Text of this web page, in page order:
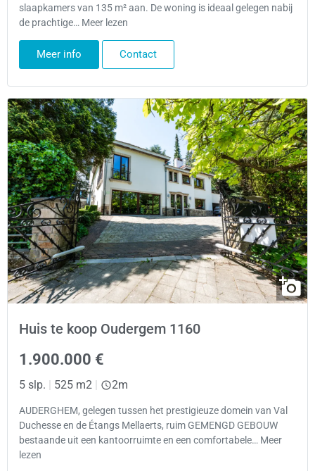
slaapkamers van 135 m² aan. De woning is ideaal gelegen nabij
de prachtige… Meer lezen
Meer info Contact
Huis te koop Oudergem 1160
1.900.000 €
5 slp. | 525 m2 | 2m
AUDERGHEM, gelegen tussen het prestigieuze domein van Val
Duchesse en de Étangs Mellaerts, ruim GEMENGD GEBOUW
bestaande uit een kantoorruimte en een comfortabele… Meer
lezen